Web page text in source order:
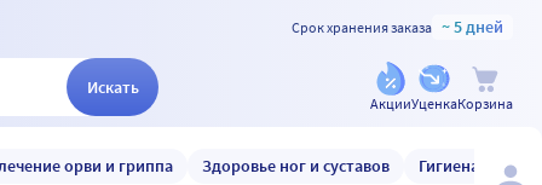
Срок хранения заказа ~ 5 дней
Искать
АкцииУценкаКорзина
орви и гриппа Здоровье ног и суставов Гигиена и уход